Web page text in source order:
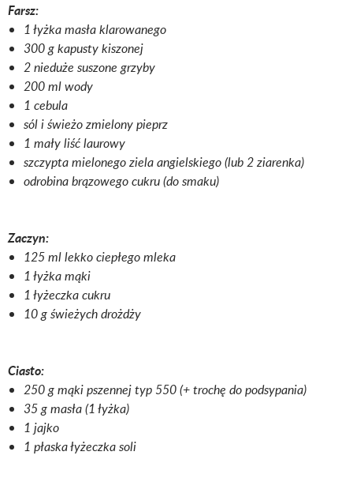
Farsz:
1 łyżka masła klarowanego
300 g kapusty kiszonej
2 nieduże suszone grzyby
200 ml wody
1 cebula
sól i świeżo zmielony pieprz
1 mały liść laurowy
szczypta mielonego ziela angielskiego (lub 2 ziarenka)
odrobina brązowego cukru (do smaku)
Zaczyn:
125 ml lekko ciepłego mleka
1 łyżka mąki
1 łyżeczka cukru
10 g świeżych drożdży
Ciasto:
250 g mąki pszennej typ 550 (+ trochę do podsypania)
35 g masła (1 łyżka)
1 jajko
1 płaska łyżeczka soli